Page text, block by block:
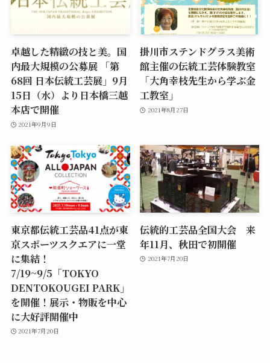
卓越した精緻の技と美。国
内最大規模の公募展 「第
68回 日本伝統工芸展」9月
15日（水）より日本橋三越
本店で開催
2021年9月9日
掛川市ステンドグラス美術
館主催の伝統工芸体験教室
「大角幸枝先生から学ぶ金
工教室」
2021年8月27日
東京都伝統工芸品41点が東
京スポーツスクエアに一堂
に集結！
7/19~9/5「TOKYO
DENTOKOUGEI PARK」
を開催！展示・物販を中心
に大好評開催中
2021年7月20日
伝統的工芸品全国大会 来
年11月、秋田で初開催
2021年7月20日